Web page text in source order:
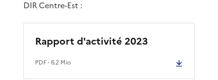
DIR Centre-Est :
Rapport d'activité 2023
PDF- 6.2 Mio